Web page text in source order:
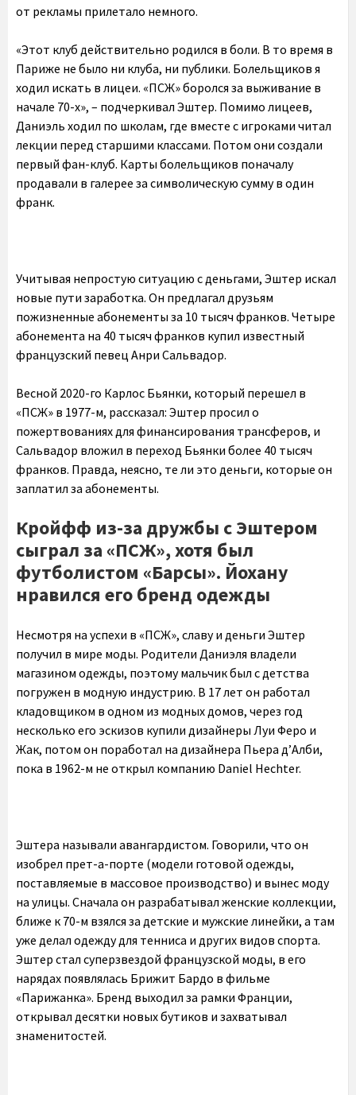
от рекламы прилетало немного.
«Этот клуб действительно родился в боли. В то время в
Париже не было ни клуба, ни публики. Болельщиков я
ходил искать в лицеи. «ПСЖ» боролся за выживание в
начале 70-х», – подчеркивал Эштер. Помимо лицеев,
Даниэль ходил по школам, где вместе с игроками читал
лекции перед старшими классами. Потом они создали
первый фан-клуб. Карты болельщиков поначалу
продавали в галерее за символическую сумму в один
франк.
Учитывая непростую ситуацию с деньгами, Эштер искал
новые пути заработка. Он предлагал друзьям
пожизненные абонементы за 10 тысяч франков. Четыре
абонемента на 40 тысяч франков купил известный
французский певец Анри Сальвадор.
Весной 2020-го Карлос Бьянки, который перешел в
«ПСЖ» в 1977-м, рассказал: Эштер просил о
пожертвованиях для финансирования трансферов, и
Сальвадор вложил в переход Бьянки более 40 тысяч
франков. Правда, неясно, те ли это деньги, которые он
заплатил за абонементы.
Кройфф из-за дружбы с Эштером
сыграл за «ПСЖ», хотя был
футболистом «Барсы». Йохану
нравился его бренд одежды
Несмотря на успехи в «ПСЖ», славу и деньги Эштер
получил в мире моды. Родители Даниэля владели
магазином одежды, поэтому мальчик был с детства
погружен в модную индустрию. В 17 лет он работал
кладовщиком в одном из модных домов, через год
несколько его эскизов купили дизайнеры Луи Феро и
Жак, потом он поработал на дизайнера Пьера д’Алби,
пока в 1962-м не открыл компанию Daniel Hechter.
Эштера называли авангардистом. Говорили, что он
изобрел прет-а-порте (модели готовой одежды,
поставляемые в массовое производство) и вынес моду
на улицы. Сначала он разрабатывал женские коллекции,
ближе к 70-м взялся за детские и мужские линейки, а там
уже делал одежду для тенниса и других видов спорта.
Эштер стал суперзвездой французской моды, в его
нарядах появлялась Брижит Бардо в фильме
«Парижанка». Бренд выходил за рамки Франции,
открывал десятки новых бутиков и захватывал
знаменитостей.